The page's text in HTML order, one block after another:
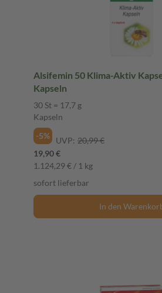
Alsifemin 50 Klima-Aktiv
Kapseln
30 St = 17,7 g
Kapseln
-5%
UVP: 20,99 €
19,90 €
1.124,29 € / 1 kg
sofort lieferbar
In den